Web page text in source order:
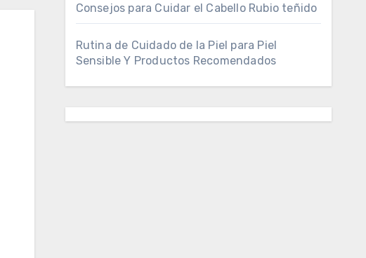
Consejos para Cuidar el Cabello Rubio teñido
Rutina de Cuidado de la Piel para Piel
Sensible Y Productos Recomendados